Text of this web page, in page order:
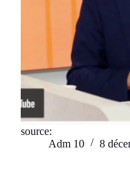
source:
Adm 10
8